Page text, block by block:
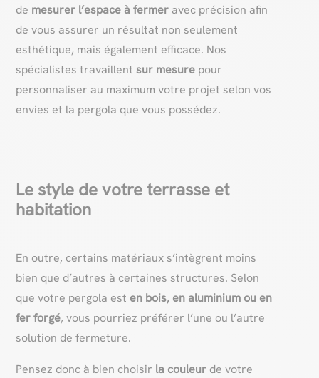
de mesurer l’espace à fermer avec précision afin
de vous assurer un résultat non seulement
esthétique, mais également efficace. Nos
spécialistes travaillentsur mesure pour
personnaliser au maximum votre projet selon vos
envies et la pergola que vous possédez.
Le style de votre terrasse et
habitation
En outre, certains matériaux s’intègrent moins
bien que d’autres à certaines structures. Selon
que votre pergola est en bois, en aluminium ou en
fer forgé, vous pourriez préférer l’une ou l’autre
solution de fermeture.
Pensez donc à bien choisir la couleur de votre